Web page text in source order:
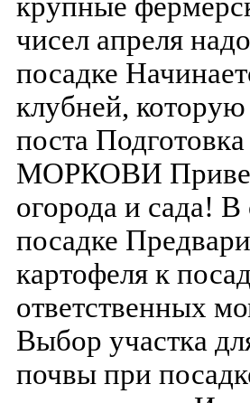
чисел апреля
посадке
клубней,
поста
МОРКОВИ
огорода и сада!
посадке
картофеля к
ответственных
Выбор участка
почвы при